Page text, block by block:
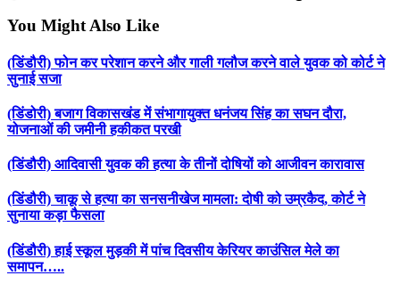
You Might Also Like
(डिंडौरी) फोन कर परेशान करने और गाली गलौज करने वाले युवक को कोर्ट ने
सुनाई सजा
(डिंडोरी) बजाग विकासखंड में संभागायुक्त धनंजय सिंह का सघन दौरा,
योजनाओं की जमीनी हकीकत परखी
(डिंडौरी) आदिवासी युवक की हत्या के तीनों दोषियों को आजीवन कारावास
(डिंडौरी) चाकू से हत्या का सनसनीखेज मामला: दोषी को उम्रकैद, कोर्ट ने
सुनाया कड़ा फैसला
(डिंडौरी) हाई स्कूल मुड़की में पांच दिवसीय केरियर काउंसिल मेले का
समापन…..